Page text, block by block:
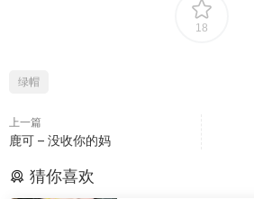
18
绿帽
上一篇
鹿可 – 没收你的妈
猜你喜欢